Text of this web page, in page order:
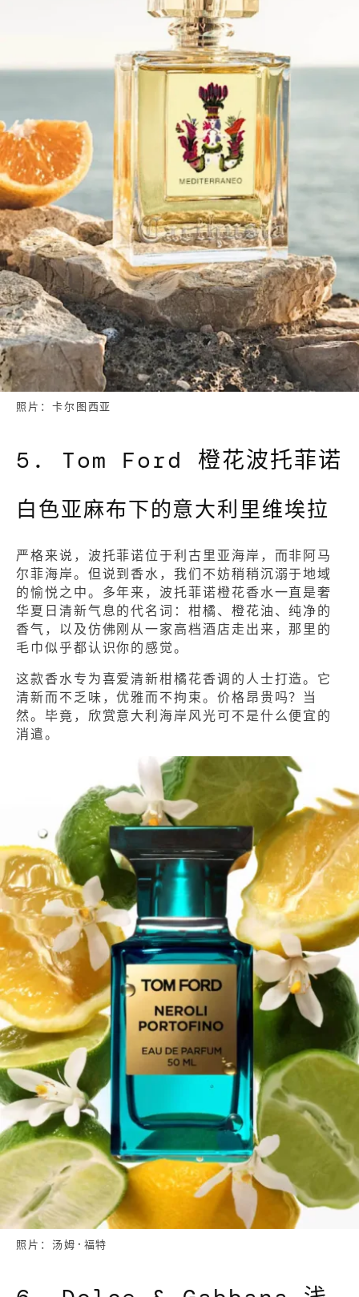
照片：卡尔图西亚
5. Tom Ford 橙花波托菲诺
白色亚麻布下的意大利里维埃拉
严格来说，波托菲诺位于利古里亚海岸，而非阿马
尔菲海岸。但说到香水，我们不妨稍稍沉溺于地域
的愉悦之中。多年来，波托菲诺橙花香水一直是奢
华夏日清新气息的代名词：柑橘、橙花油、纯净的
香气，以及仿佛刚从一家高档酒店走出来，那里的
毛巾似乎都认识你的感觉。
这款香水专为喜爱清新柑橘花香调的人士打造。它
清新而不乏味，优雅而不拘束。价格昂贵吗？当
然。毕竟，欣赏意大利海岸风光可不是什么便宜的
消遣。
照片：汤姆·福特